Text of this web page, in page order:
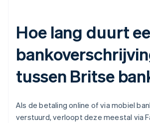
Hoe lang duurt
tussen Britse
Als de betaling online of via mobiel
verstuurd, verloopt deze meestal via